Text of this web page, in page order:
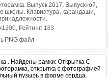
Выпуск 2017. Выпускной,
школы. Клавиатура, карандаши,
Рейтинг: 183
PNG файл